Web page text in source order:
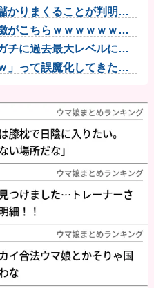
かりまくることが判明ｗ
がこちらｗｗｗｗｗｗｗ
チに過去最大レベルに混
」って誤魔化してきたワ